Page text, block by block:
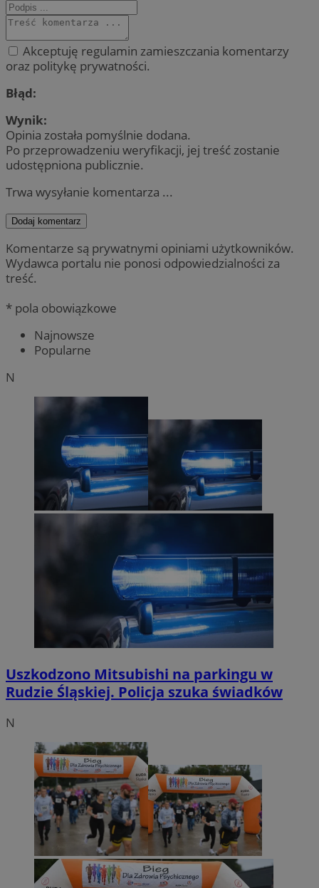
Akceptuję regulamin zamieszczania komentarzy
oraz politykę prywatności.
Błąd:
Wynik:
Opinia została pomyślnie dodana.
Po przeprowadzeniu weryfikacji, jej treść zostanie
udostępniona publicznie.
Trwa wysyłanie komentarza ...
Dodaj komentarz
Komentarze są prywatnymi opiniami użytkowników.
Wydawca portalu nie ponosi odpowiedzialności za
treść.
* pola obowiązkowe
Najnowsze
Popularne
N
Uszkodzono Mitsubishi na parkingu w
Rudzie Śląskiej. Policja szuka świadków
N